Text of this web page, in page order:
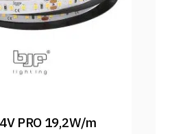
PRO 19,2W/m